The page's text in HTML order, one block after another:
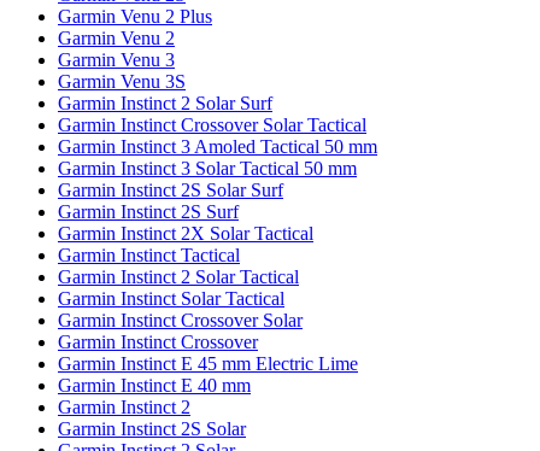
Garmin Venu 2 Plus
Garmin Venu 2
Garmin Venu 3
Garmin Venu 3S
Garmin Instinct 2 Solar Surf
Garmin Instinct Crossover Solar Tactical
Garmin Instinct 3 Amoled Tactical 50 mm
Garmin Instinct 3 Solar Tactical 50 mm
Garmin Instinct 2S Solar Surf
Garmin Instinct 2S Surf
Garmin Instinct 2X Solar Tactical
Garmin Instinct Tactical
Garmin Instinct 2 Solar Tactical
Garmin Instinct Solar Tactical
Garmin Instinct Crossover Solar
Garmin Instinct Crossover
Garmin Instinct E 45 mm Electric Lime
Garmin Instinct E 40 mm
Garmin Instinct 2
Garmin Instinct 2S Solar